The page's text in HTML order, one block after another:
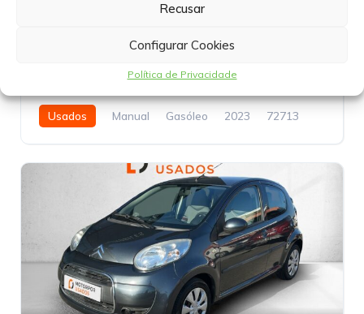
Generation-iii Combi 1.5 Bluehdi 100 M L1 Feel
16 900,00€
Usados Manual Gasóleo 2023
72713